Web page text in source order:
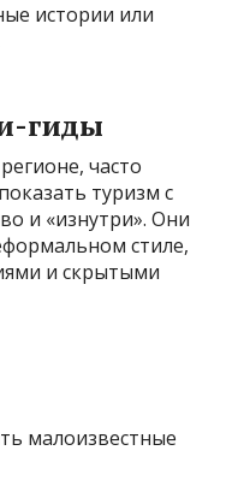
истории или
гиды
часто
туризм с
и «изнутри». Они
стиле,
и скрытыми
малоизвестные